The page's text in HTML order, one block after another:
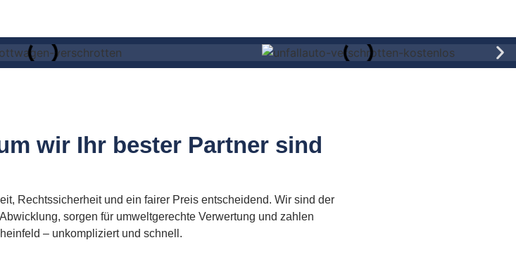
wir Ihr bester Partner sind
Rechtssicherheit und ein fairer Preis entscheidend. Wir sind der
sorgen für umweltgerechte Verwertung und zahlen
– unkompliziert und schnell.